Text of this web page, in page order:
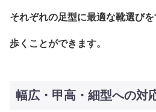
それぞれの足型に最適な靴選び
歩くことができます。
幅広・甲高・細型への対